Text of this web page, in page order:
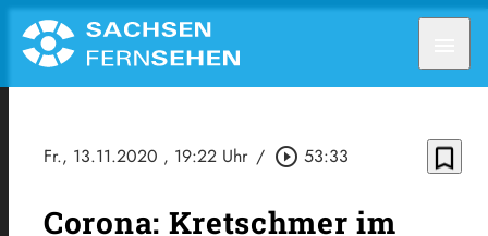
Fr., 13.11.2020 , 19:22 Uhr / play_circle_outline 53:33 bookmark_border
Corona: Kretschmer im